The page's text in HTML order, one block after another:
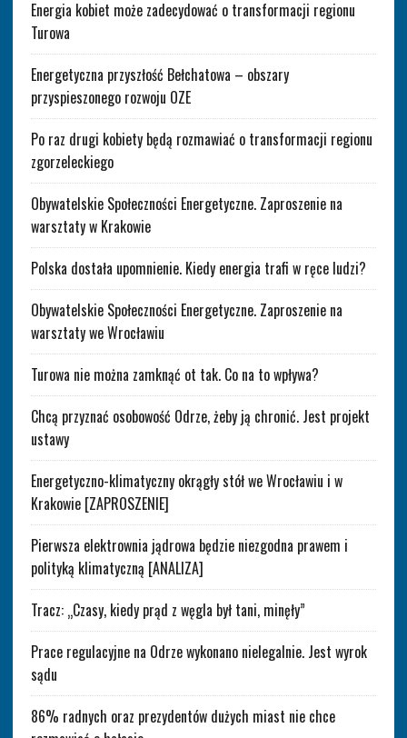
Energia kobiet może zadecydować o transformacji regionu
Turowa
Energetyczna przyszłość Bełchatowa – obszary
przyspieszonego rozwoju OZE
Po raz drugi kobiety będą rozmawiać o transformacji regionu
zgorzeleckiego
Obywatelskie Społeczności Energetyczne. Zaproszenie na
warsztaty w Krakowie
Polska dostała upomnienie. Kiedy energia trafi w ręce ludzi?
Obywatelskie Społeczności Energetyczne. Zaproszenie na
warsztaty we Wrocławiu
Turowa nie można zamknąć ot tak. Co na to wpływa?
Chcą przyznać osobowość Odrze, żeby ją chronić. Jest projekt
ustawy
Energetyczno-klimatyczny okrągły stół we Wrocławiu i w
Krakowie [ZAPROSZENIE]
Pierwsza elektrownia jądrowa będzie niezgodna prawem i
polityką klimatyczną [ANALIZA]
Tracz: „Czasy, kiedy prąd z węgla był tani, minęły”
Prace regulacyjne na Odrze wykonano nielegalnie. Jest wyrok
sądu
86% radnych oraz prezydentów dużych miast nie chce